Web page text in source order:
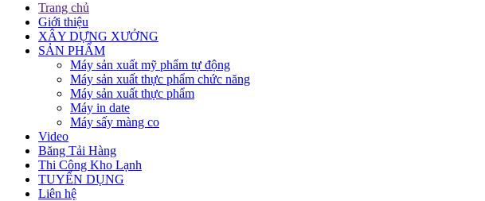
Trang chủ
Giới thiệu
XÂY DỰNG XƯỞNG
SẢN PHẨM
Máy sản xuất mỹ phẩm tự động
Máy sản xuất thực phẩm chức năng
Máy sản xuất thực phẩm
Máy in date
Máy sấy màng co
Video
Băng Tải Hàng
Thi Công Kho Lạnh
TUYỂN DỤNG
Liên hệ